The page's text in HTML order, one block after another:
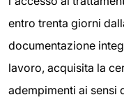
entro trenta giorni
documentazione
lavoro, acquisita la
adempimenti ai sensi